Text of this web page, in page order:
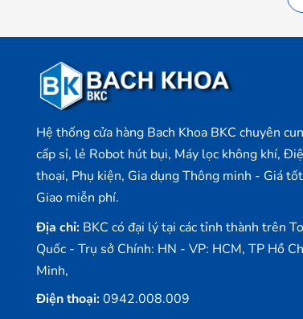
Hệ thống cửa hàng Bach Khoa BKC chuyên
cấp sỉ, lẻ Robot hút bụi, Máy lọc không khí,
thoại, Phụ kiện, Gia dụng Thông minh - Giá
Giao miễn phí.
Địa chỉ: BKC có đại lý tại các tỉnh thành trên
Quốc - Trụ sở Chính: HN - VP: HCM, TP Hồ
Minh,
Điện thoại:0942.008.009